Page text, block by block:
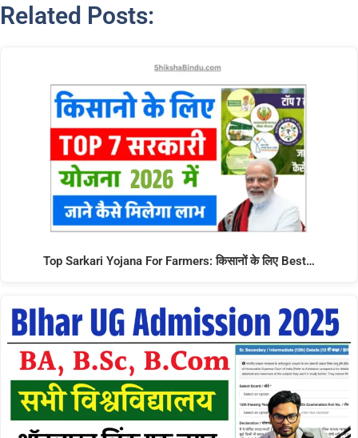
Related Posts:
Top Sarkari Yojana For Farmers: किसानों के लिए Best…